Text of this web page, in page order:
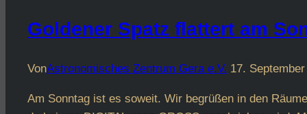
Goldener Spatz flattert am
VonAstronomisches Zentrum Gera e.V. 17.
Am Sonntag ist es soweit. Wir begrüßen in den